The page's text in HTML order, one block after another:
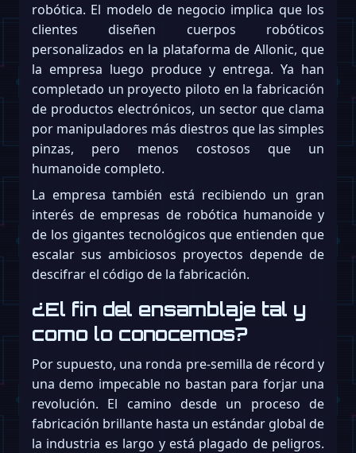
robótica. El modelo de negocio implica que los
clientes diseñen cuerpos robóticos
personalizados en la plataforma de Allonic, que
la empresa luego produce y entrega. Ya han
completado un proyecto piloto en la fabricación
de productos electrónicos, un sector que clama
por manipuladores más diestros que las simples
pinzas, pero menos costosos que un
humanoide completo.
La empresa también está recibiendo un gran
interés de empresas de robótica humanoide y
de los gigantes tecnológicos que entienden que
escalar sus ambiciosos proyectos depende de
descifrar el código de la fabricación.
¿El fin del ensamblaje tal y
como lo conocemos?
Por supuesto, una ronda pre-semilla de récord y
una demo impecable no bastan para forjar una
revolución. El camino desde un proceso de
fabricación brillante hasta un estándar global de
la industria es largo y está plagado de peligros.